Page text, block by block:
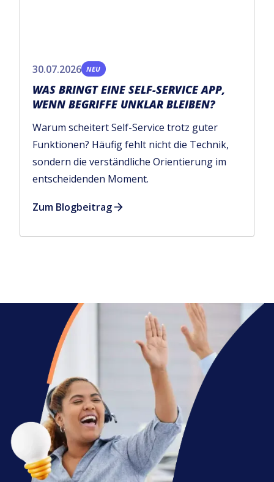
30.07.2026 NEU
WAS BRINGT EINE SELF-SERVICE APP,
WENN BEGRIFFE UNKLAR BLEIBEN?
Warum scheitert Self-Service trotz guter
Funktionen? Häufig fehlt nicht die Technik,
sondern die verständliche Orientierung im
entscheidenden Moment.
Zum Blogbeitrag